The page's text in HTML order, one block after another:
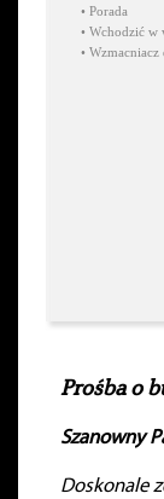
• Porada
• Wchodzić w
• Wzmacniacz
Prośba o
Szanowny
Doskonale